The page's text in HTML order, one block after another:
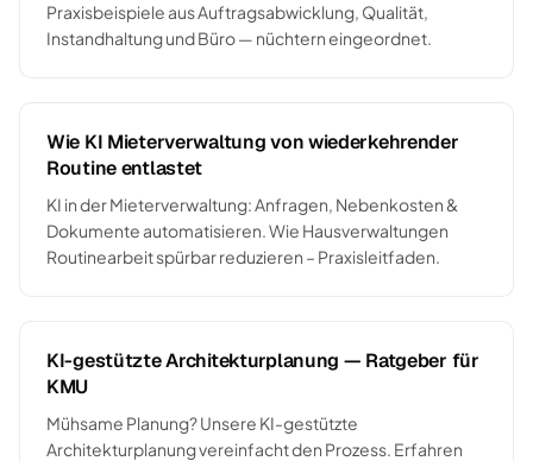
Praxisbeispiele aus Auftragsabwicklung, Qualität,
Instandhaltung und Büro — nüchtern eingeordnet.
Wie KI Mieterverwaltung von wiederkehrender
Routine entlastet
KI in der Mieterverwaltung: Anfragen, Nebenkosten &
Dokumente automatisieren. Wie Hausverwaltungen
Routinearbeit spürbar reduzieren – Praxisleitfaden.
KI-gestützte Architekturplanung — Ratgeber für
KMU
Mühsame Planung? Unsere KI-gestützte
Architekturplanung vereinfacht den Prozess. Erfahren